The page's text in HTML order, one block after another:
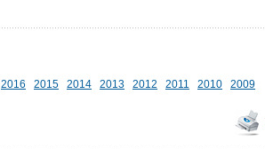
2016 2015 2014 2013 2012 2011 2010
2009